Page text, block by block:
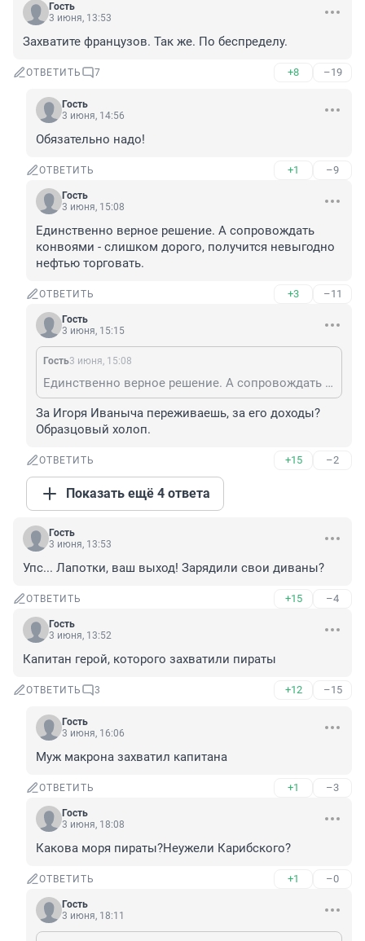
Гость
3 июня, 13:53
Захватите французов. Так же. По беспределу.
ОТВЕТИТЬ 7 +8 –19
Гость
3 июня, 14:56
Обязательно надо!
ОТВЕТИТЬ +1 –9
Гость
3 июня, 15:08
Единственно верное решение. А сопровождать
конвоями - слишком дорого, получится невыгодно
нефтью торговать.
ОТВЕТИТЬ +3 –11
Гость
3 июня, 15:15
Гость3 июня, 15:08
Единственно верное решение. А сопровождать конвоями - слишком дорого, получится невыгодно нефтью торговать.
За Игоря Иваныча переживаешь, за его доходы?
Образцовый холоп.
ОТВЕТИТЬ +15 –2
Показать ещё 4 ответа
Гость
3 июня, 13:53
Упс... Лапотки, ваш выход! Зарядили свои диваны?
ОТВЕТИТЬ +15 –4
Гость
3 июня, 13:52
Капитан герой, которого захватили пираты
ОТВЕТИТЬ 3 +12 –15
Гость
3 июня, 16:06
Муж макрона захватил капитана
ОТВЕТИТЬ +1 –3
Гость
3 июня, 18:08
Какова моря пираты?Неужели Карибского?
ОТВЕТИТЬ +1 –0
Гость
3 июня, 18:11